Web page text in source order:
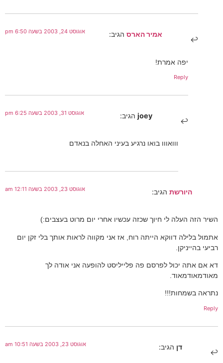
אמיר הארס הגיב: אוגוסט 24, 2003 בשעה 6:50 pm
יפה אמרת!
Reply
joey הגיב: אוגוסט 31, 2003 בשעה 6:25 pm
ווואווו בואו נרגיע בעיני האחלה בנאדם
היורשת הגיב: אוגוסט 23, 2003 בשעה 12:11 am
השיר הזה העלה לי חיוך שכזה עכשיו אחרי יום מרוט בעצבים:)
אתמול בלילה דווקא הייתה רוח, אז אני מקווה לראות אותך בלי זקן יום
רביעי בהייניקן.
דא אם אתה יכול לפרסם פה פלייליסט להופעה אני אודה לך
מאודמאודמאוד.
נתראה בשמחות!!!
Reply
דן הגיב: אוגוסט 23, 2003 בשעה 10:51 am